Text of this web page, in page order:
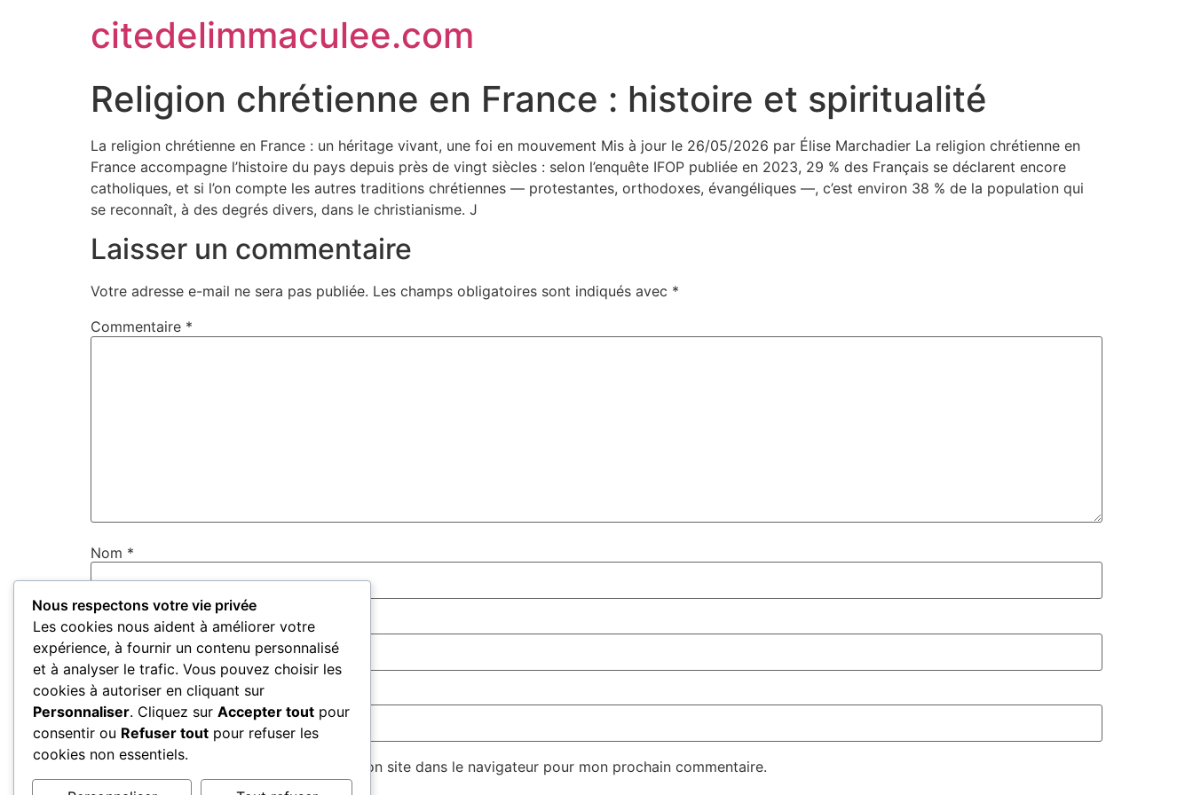
citedelimmaculee.com
Religion chrétienne en France : histoire et spiritualité
La religion chrétienne en France : un héritage vivant, une foi en mouvement Mis à jour le 26/05/2026 par Élise Marchadier La religion chrétienne en
France accompagne l’histoire du pays depuis près de vingt siècles : selon l’enquête IFOP publiée en 2023, 29 % des Français se déclarent encore
catholiques, et si l’on compte les autres traditions chrétiennes — protestantes, orthodoxes, évangéliques —, c’est environ 38 % de la population qui
se reconnaît, à des degrés divers, dans le christianisme. J
Laisser un commentaire
Votre adresse e-mail ne sera pas publiée. Les champs obligatoires sont indiqués avec *
Commentaire *
Nom *
E-mail*
Site web
Enregistrer mon nom, mon e-mail et mon site dans le navigateur pour mon prochain commentaire.
Nous respectons votre vie privée
Les cookies nous aident à améliorer votre
expérience, à fournir un contenu personnalisé
et à analyser le trafic. Vous pouvez choisir les
cookies à autoriser en cliquant sur
Personnaliser. Cliquez sur Accepter tout pour
consentir ou Refuser tout pour refuser les
cookies non essentiels.